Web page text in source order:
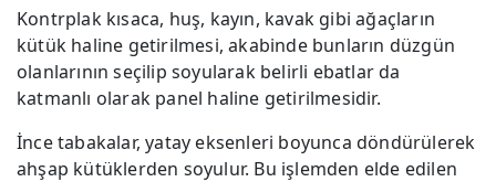
Kontrplak kısaca, huş, kayın, kavak gibi ağaçların
kütük haline getirilmesi, akabinde bunların düzgün
olanlarının seçilip soyularak belirli ebatlar da
katmanlı olarak panel haline getirilmesidir.
İnce tabakalar, yatay eksenleri boyunca döndürülerek
ahşap kütüklerden soyulur. Bu işlemden elde edilen